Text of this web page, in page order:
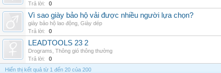
Trả lời:
0
Vì sao giày bảo hộ vải được nhiều người lựa chọn?
giày bảo hộ lao động Giày dép
Trả lời:
0
LEADTOOLS 23 2
Drograms Thông gió thông thường
Trả lời:
0
Hiển thị kết quả từ 1 đến 20 của 200